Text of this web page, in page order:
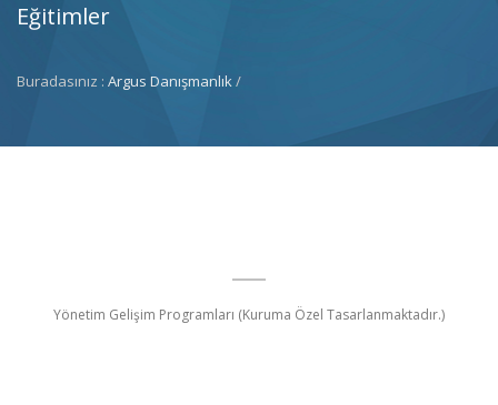
Eğitimler
Buradasınız : Argus Danışmanlık/
Yönetim Gelişim Programları (Kuruma Özel Tasarlanmaktadır.)